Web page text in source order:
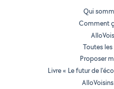
Qui
Comment
Toutes
Proposer
Livre « Le futur de